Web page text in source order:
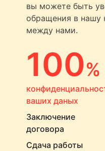
вы можете быть
обращения в нашу
между нами.
100%
ваших даных
Заключение
договора
Сдача работы